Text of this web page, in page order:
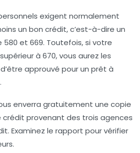
exigent normalement
un bon crédit, c’est-à-dire un
et 669. Toutefois, si votre
à 670, vous aurez les
approuvé pour un prêt à
enverra gratuitement une copie
provenant des trois agences
Examinez le rapport pour vérifier